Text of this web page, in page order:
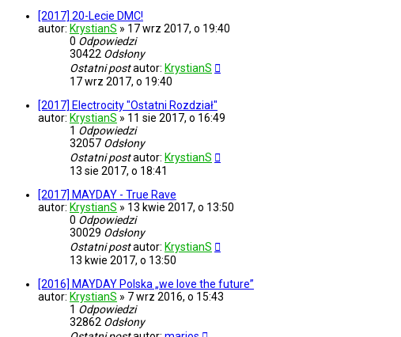
[2017] 20-Lecie DMC!
autor: KrystianS » 17 wrz 2017, o 19:40
0 Odpowiedzi
30422 Odsłony
Ostatni postautor: KrystianS
17 wrz 2017, o 19:40
[2017] Electrocity "Ostatni Rozdział"
autor: KrystianS » 11 sie 2017, o 16:49
1 Odpowiedzi
32057 Odsłony
Ostatni postautor: KrystianS
13 sie 2017, o 18:41
[2017] MAYDAY - True Rave
autor: KrystianS » 13 kwie 2017, o 13:50
0 Odpowiedzi
30029 Odsłony
Ostatni postautor: KrystianS
13 kwie 2017, o 13:50
[2016] MAYDAY Polska „we love the future”
autor: KrystianS » 7 wrz 2016, o 15:43
1 Odpowiedzi
32862 Odsłony